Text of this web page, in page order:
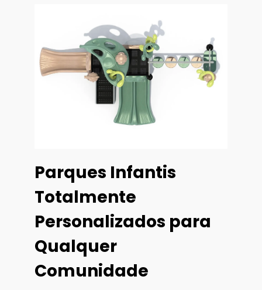
Parques Infantis
Totalmente
Personalizados para
Qualquer
Comunidade